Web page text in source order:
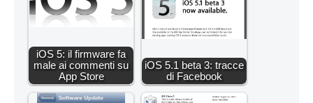
iOS 5: il firmware fa
male ai commenti su
App Store
iOS 5.1 beta 3: tracce
di Facebook